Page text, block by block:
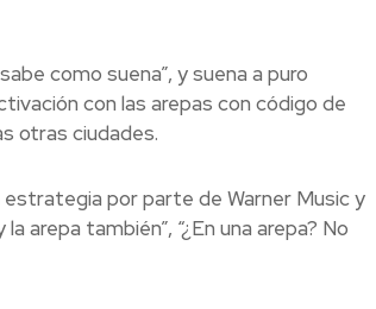
como suena”, y suena a puro
con las arepas con código de
otras ciudades.
por parte de Warner Music y
arepa también”, “¿En una arepa? No